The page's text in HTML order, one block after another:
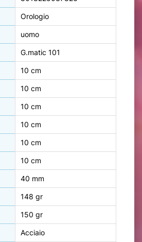
Orologio
uomo
G.matic 101
10 cm
10 cm
10 cm
10 cm
10 cm
10 cm
40 mm
148 gr
150 gr
Acciaio